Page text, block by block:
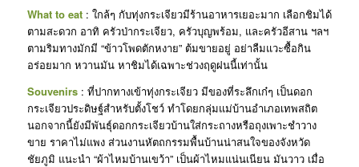
What to eat: ใกล้ๆ กับทุ่งกระเจียวมีร้านอาหารเยอะมาก เลือกชิมได้
ตามสะดวก อาทิ ครัวป่ากระเจียว, ครัวบุญพร้อม, และครัวอีสาน ฯลฯ
ตามริมทางมักมี “ข้าวโพดตักหงาย” ต้มขายอยู่ อย่าลืมแวะซื้อกิน
อร่อยมาก หวานมัน หาชิมได้เฉพาะช่วงฤดูฝนนี้เท่านั้น
Souvenirs: ที่ปากทางเข้าทุ่งกระเจียว มีของที่ระลึกเก๋ๆ เป็นดอก
กระเจียวประดิษฐ์สำหรับตั้งโชว์ ทำโดยกลุ่มแม่บ้านอำเภอเทพสถิต
นอกจากนี้ยังมีพันธุ์ดอกกระเจียวบ้านใส่กระถางหรือถุงเพาะชำวาง
ขาย ราคาไม่แพง ส่วนงานหัตถกรรมพื้นบ้านน่าสนใจของจังหวัด
ชัยภูมิ แนะนำ “ผ้าไหมบ้านเขว้า” เป็นผ้าไหมแน่นเนียน มันวาว เมื่อ